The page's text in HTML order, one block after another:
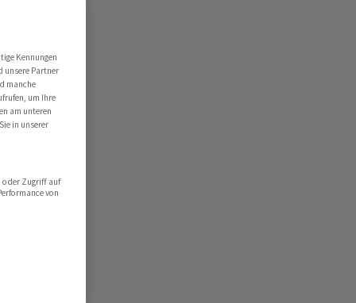
Kennungen
unsere Partner
manche
um Ihre
am unteren
in unserer
oder Zugriff auf
von